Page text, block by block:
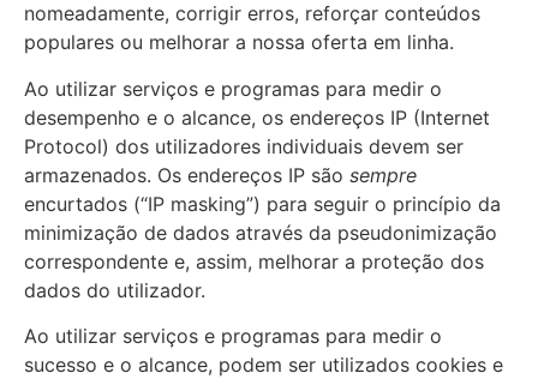
nomeadamente, corrigir erros, reforçar conteúdos
populares ou melhorar a nossa oferta em linha.
Ao utilizar serviços e programas para medir o
desempenho e o alcance, os endereços IP (Internet
Protocol) dos utilizadores individuais devem ser
armazenados. Os endereços IP são sempre
encurtados (“IP masking”) para seguir o princípio da
minimização de dados através da pseudonimização
correspondente e, assim, melhorar a proteção dos
dados do utilizador.
Ao utilizar serviços e programas para medir o
sucesso e o alcance, podem ser utilizados cookies e